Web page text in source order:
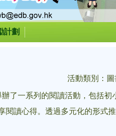
計劃
活動類別：
了一系列的閱讀活動，包括
讀心得。透過多元化的形式